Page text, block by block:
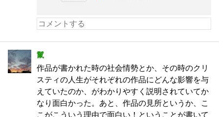
鬣
作品が書かれた時の社会情勢とか、その時のクリ
スティの人生がそれぞれの作品にどんな影響を与
えていたのか、がわかりやすく説明されていてか
なり面白かった。あと、作品の見所というか、こ
こがこういう理由で面白い！ということが書いて